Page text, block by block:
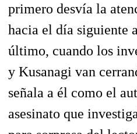
primero desvía la
hacia el día siguiente
último, cuando los
y Kusanagi van
señala a él como el
asesinato que